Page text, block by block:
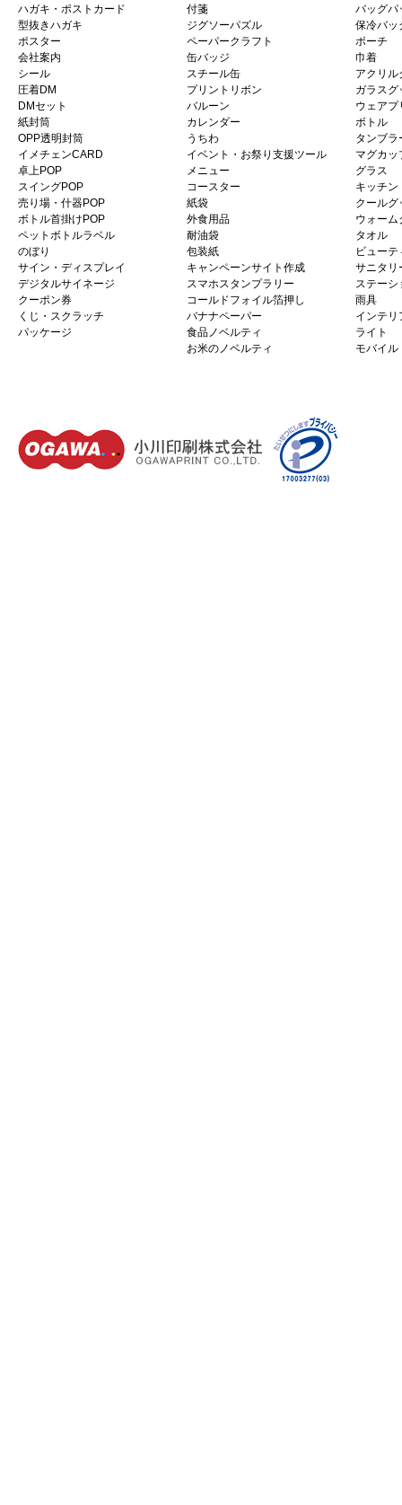
ハガキ・ポストカード
型抜きハガキ
ポスター
会社案内
シール
圧着DM
DMセット
紙封筒
OPP透明封筒
イメチェンCARD
卓上POP
スイングPOP
売り場・什器POP
ボトル首掛けPOP
ペットボトルラベル
のぼり
サイン・ディスプレイ
デジタルサイネージ
クーポン券
くじ・スクラッチ
パッケージ
付箋
ジグソーパズル
ペーパークラフト
缶バッジ
スチール缶
プリントリボン
バルーン
カレンダー
うちわ
イベント・お祭り支援ツール
メニュー
コースター
紙袋
外食用品
耐油袋
包装紙
キャンペーンサイト作成
スマホスタンプラリー
コールドフォイル箔押し
バナナペーパー
食品ノベルティ
お米のノベルティ
バッグパ
保冷バッ
ポーチ
巾着
アクリル
ガラスグ
ウェアプ
ボトル
タンブラ
マグカッ
グラス
キッチン
クールグ
ウォーム
タオル
ビューテ
サニタリ
ステーシ
雨具
インテリ
ライト
モバイル